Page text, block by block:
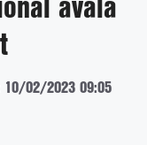
avala
10/02/2023 09:05